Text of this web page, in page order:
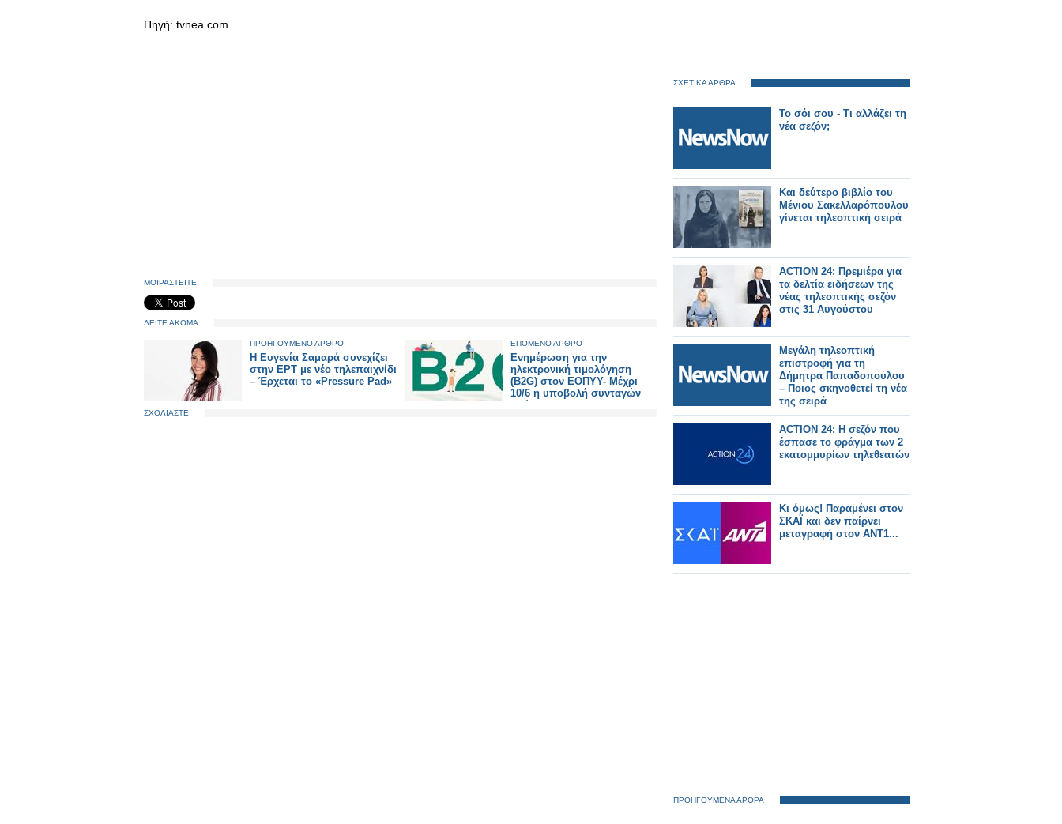
Πηγή: tvnea.com
ΜΟΙΡΑΣΤΕΙΤΕ
ΔΕΙΤΕ ΑΚΟΜΑ
ΠΡΟΗΓΟΥΜΕΝΟ ΑΡΘΡΟ
Η Ευγενία Σαμαρά συνεχίζει
στην ΕΡΤ με νέο τηλεπαιχνίδι
– Έρχεται το «Pressure Pad»
ΕΠΟΜΕΝΟ ΑΡΘΡΟ
Ενημέρωση για την
ηλεκτρονική τιμολόγηση
(B2G) στον ΕΟΠΥΥ- Μέχρι
10/6 η υποβολή συνταγών
Μαΐου
ΣΧΟΛΙΑΣΤΕ
ΣΧΕΤΙΚΑ ΑΡΘΡΑ
Το σόι σου - Τι αλλάζει τη
νέα σεζόν;
Και δεύτερο βιβλίο του
Μένιου Σακελλαρόπουλου
γίνεται τηλεοπτική σειρά
ACTION 24: Πρεμιέρα για
τα δελτία ειδήσεων της
νέας τηλεοπτικής σεζόν
στις 31 Αυγούστου
Μεγάλη τηλεοπτική
επιστροφή για τη
Δήμητρα Παπαδοπούλου
– Ποιος σκηνοθετεί τη νέα
της σειρά
ACTION 24: Η σεζόν που
έσπασε το φράγμα των 2
εκατομμυρίων τηλεθεατών
Κι όμως! Παραμένει στον
ΣΚΑΪ και δεν παίρνει
μεταγραφή στον ΑΝΤ1...
ΠΡΟΗΓΟΥΜΕΝΑ ΑΡΘΡΑ